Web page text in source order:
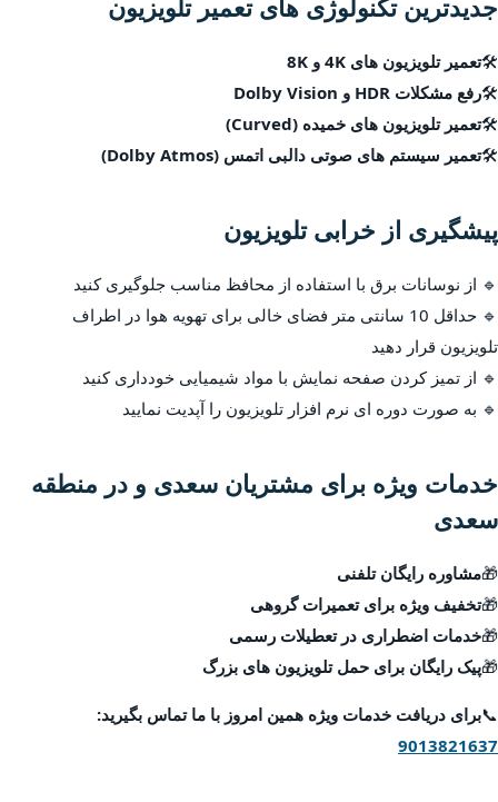
جدیدترین تکنولوژی های تعمیر تلویزیون
🛠تعمیر تلویزیون های 4K و 8K
🛠رفع مشکلات HDR و Dolby Vision
🛠تعمیر تلویزیون های خمیده (Curved)
🛠تعمیر سیستم های صوتی دالبی اتمس (Dolby Atmos)
پیشگیری از خرابی تلویزیون
🔹 از نوسانات برق با استفاده از محافظ مناسب جلوگیری کنید
🔹 حداقل 10 سانتی متر فضای خالی برای تهویه هوا در اطراف
تلویزیون قرار دهید
🔹 از تمیز کردن صفحه نمایش با مواد شیمیایی خودداری کنید
🔹 به صورت دوره ای نرم افزار تلویزیون را آپدیت نمایید
خدمات ویژه برای مشتریان سعدی و در منطقه
سعدی
🎁مشاوره رایگان تلفنی
🎁تخفیف ویژه برای تعمیرات گروهی
🎁خدمات اضطراری در تعطیلات رسمی
🎁پیک رایگان برای حمل تلویزیون های بزرگ
📞برای دریافت خدمات ویژه همین امروز با ما تماس بگیرید:
9013821637